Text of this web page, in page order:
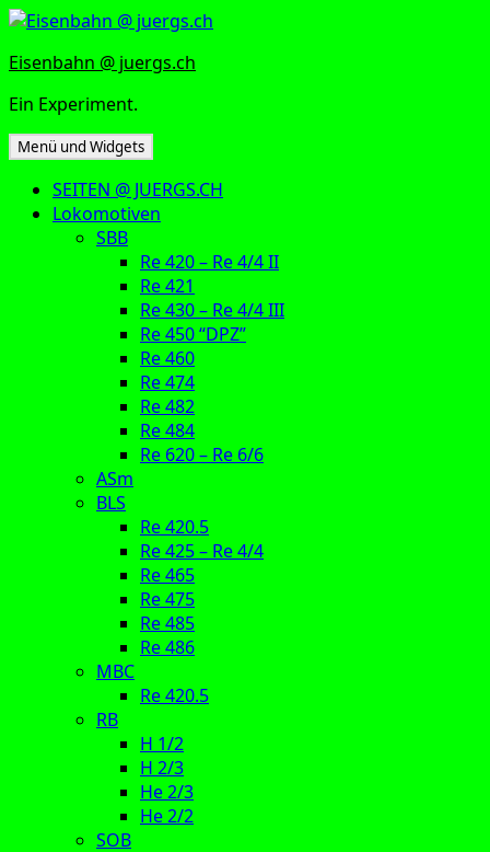
Zum
springen
Eisenbahn @ juergs.ch
Ein Experiment.
Menü und Widgets
SEITEN @ JUERGS.CH
Lokomotiven
SBB
Re 420 – Re 4/4 II
Re 421
Re 430 – Re 4/4 III
Re 450 “DPZ”
Re 460
Re 474
Re 482
Re 484
Re 620 – Re 6/6
ASm
BLS
Re 420.5
Re 425 – Re 4/4
Re 465
Re 475
Re 485
Re 486
MBC
Re 420.5
RB
H 1/2
H 2/3
He 2/3
He 2/2
SOB